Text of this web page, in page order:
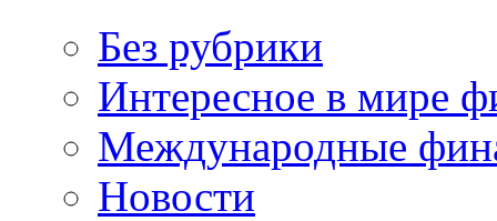
Без рубрики
Интересное в мире
Международные
Новости